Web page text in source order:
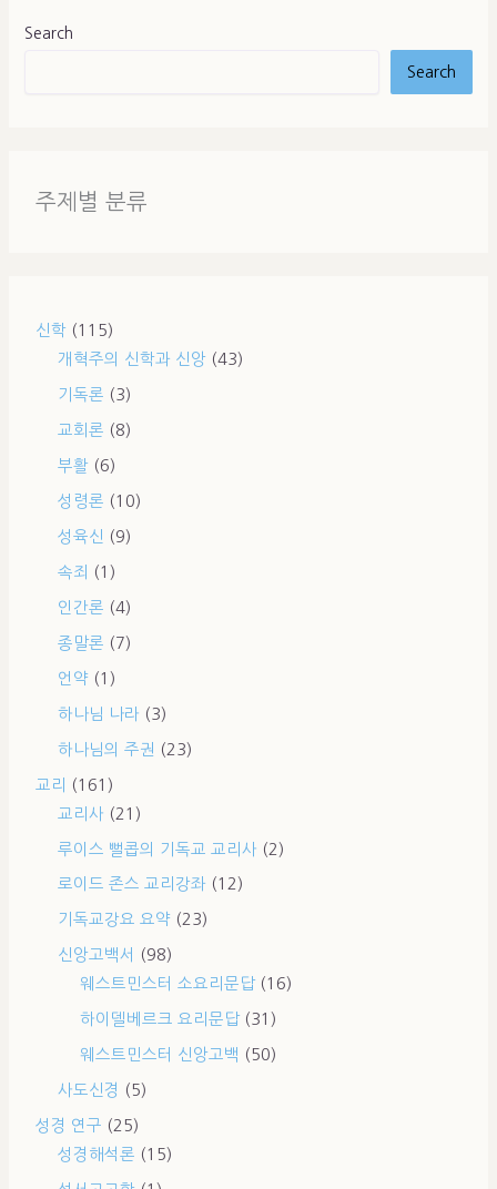
Search
Search
주제별 분류
신학 (115)
개혁주의 신학과 신앙 (43)
기독론 (3)
교회론 (8)
부활 (6)
성령론 (10)
성육신 (9)
속죄 (1)
인간론 (4)
종말론 (7)
언약 (1)
하나님 나라 (3)
하나님의 주권 (23)
교리
(161)
교리사 (21)
루이스 뻘콥의 기독교 교리사 (2)
로이드 존스 교리강좌 (12)
기독교강요 요약 (23)
신앙고백서
(98)
웨스트민스터 소요리문답(16)
하이델베르크 요리문답(31)
웨스트민스터 신앙고백 (50)
사도신경 (5)
성경 연구 (25)
성경해석론 (15)